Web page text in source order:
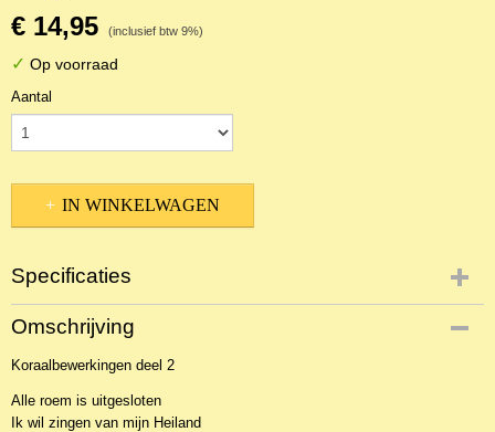
€ 14,95 (inclusief btw 9%)
✓ Op voorraad
Aantal
IN WINKELWAGEN
Specificaties
Productcode
NBLNOr-4963
EAN code
Omschrijving
Koraalbewerkingen deel 2
Alle roem is uitgesloten
Ik wil zingen van mijn Heiland